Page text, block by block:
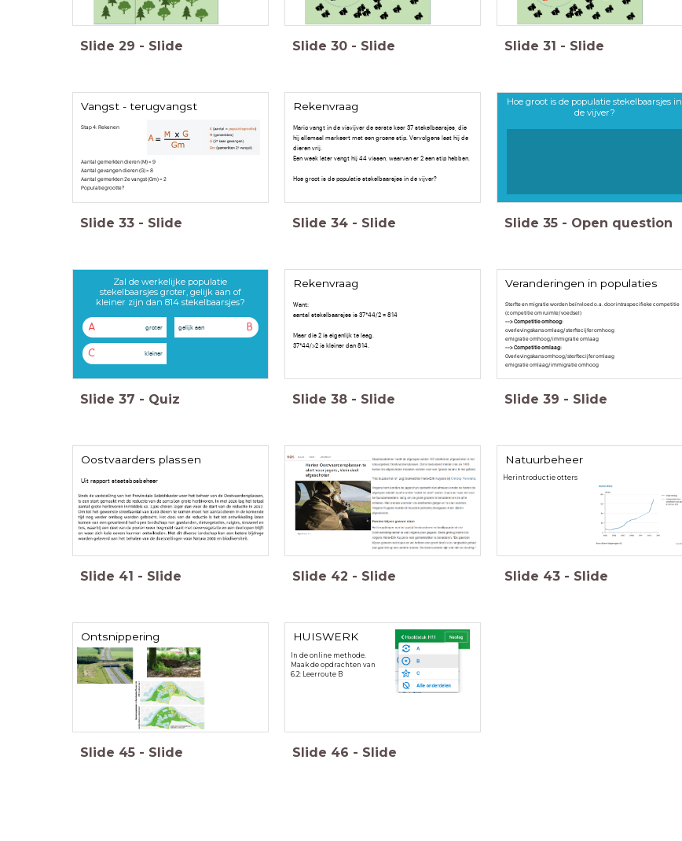
Slide 29 - Slide Slide 30 - Slide Slide 31 - Slide
Vangst - terugvangst
Stap 4: Rekenen
Aantal gemerkten dieren (M) = 9
Aantal gevangen dieren (G) = 8
Aantal gemerkten 2e vangst (Gm) = 2
Populatiegrootte?
Slide 33 - Slide
Rekenvraag
Mario vangt in de visvijver de eerste keer 37 stekelbaarsjes, die
hij allemaal markeert met een groene stip. Vervolgens laat hij de
dieren vrij.
Een week later vangt hij 44 vissen, waarvan er 2 een stip hebben.
Hoe groot is de populatie stekelbaarsjes in de vijver?
Slide 34 - Slide
Hoe groot is de populatie stekelbaarsjes in
de vijver?
Slide 35 - Open question
Zal de werkelijke populatie
stekelbaarsjes groter, gelijk aan of
kleiner zijn dan 814 stekelbaarsjes?
A groter B
gelijk aan
C kleiner
Slide 37 - Quiz
Rekenvraag
Want:
aantal stekelbaarsjes is 37*44/2 = 814
Maar die 2 is eigenlijk te laag.
37*44/>2 is kleiner dan 814.
Slide 38 - Slide
Veranderingen in populaties
Sterfte en migratie worden beïnvloed o.a. door intraspecifieke competitie
(competitie om ruimte/ voedsel)
--> Competitie omhoog:
overlevingskans omlaag/ sterftecijfer omhoog
emigratie omhoog/ immigratie omlaag
--> Competitie omlaag:
Overlevingskans omhoog/ sterftecijfer omlaag
emigratie omlaag/ immigratie omhoog
Slide 39 - Slide
Oostvaarders plassen
Uit rapport staatsbosbeheer
Slide 41 - Slide Slide 42 - Slide
Natuurbeheer
Herintroductie otters
Slide 43 - Slide
Ontsnippering
Slide 45 - Slide
HUISWERK
In de online methode.
Maak de opdrachten van
6.2: Leerroute B
Slide 46 - Slide